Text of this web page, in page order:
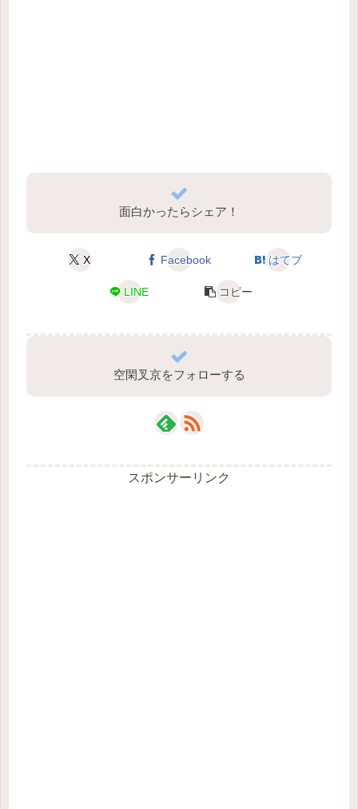
面白かったらシェア！
X Facebook はてブ
LINE コピー
空閑叉京をフォローする
スポンサーリンク